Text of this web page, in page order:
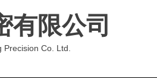
有限公司
Precision Co. Ltd.